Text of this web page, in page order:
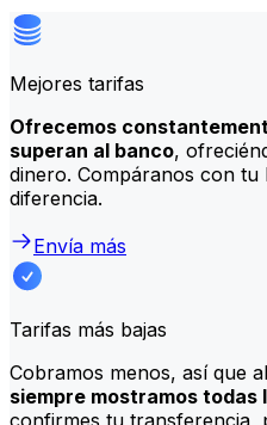
Mejores tarifas
Ofrecemos
superan al banco,
dinero. Compáranos con
diferencia.
Envía más
Tarifas más bajas
Cobramos menos, así que
siempre mostramos todas